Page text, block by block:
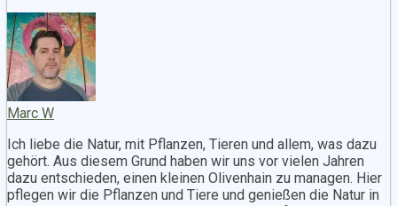
Marc W
Ich liebe die Natur, mit Pflanzen, Tieren und allem, was dazu
gehört. Aus diesem Grund haben wir uns vor vielen Jahren
dazu entschieden, einen kleinen Olivenhain zu managen. Hier
pflegen wir die Pflanzen und Tiere und genießen die Natur in